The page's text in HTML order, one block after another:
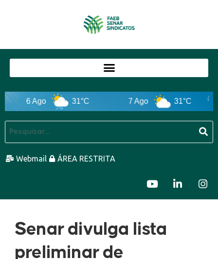
6 Ago 31°C 7 Ago 31°C
Webmail ÁREA RESTRITA
Senar divulga lista
preliminar de